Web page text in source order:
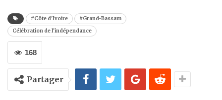
#Côte d'Ivoire
#Grand-Bassam
Célébration de l'indépendance
168
Partager